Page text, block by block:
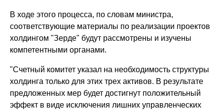
В ходе этого процесса, по словам министра,
соответствующие материалы по реализации проектов
холдингом "Зерде" будут рассмотрены и изучены
компетентными органами.
"Счетный комитет указал на необходимость структуры
холдинга только для этих трех активов. В результате
предложенных мер будет достигнут положительный
эффект в виде исключения лишних управленческих